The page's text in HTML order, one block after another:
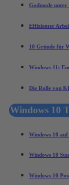
Godmode unter
Effizienter
10 Gründe für
Windows 11:
Die Rolle von
Windows 10
Windows 10
Windows 10
Windows 10